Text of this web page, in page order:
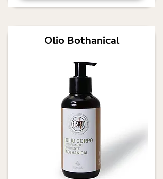
Olio Bothanical